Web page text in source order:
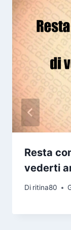
Resta
vederti
Di ritina80